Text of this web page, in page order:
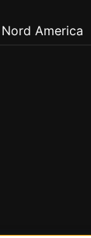
Nord America